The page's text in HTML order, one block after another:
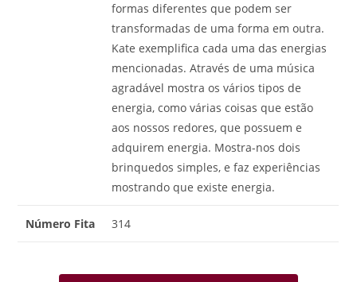
formas diferentes que podem ser
transformadas de uma forma em outra.
Kate exemplifica cada uma das energias
mencionadas. Através de uma música
agradável mostra os vários tipos de
energia, como várias coisas que estão
aos nossos redores, que possuem e
adquirem energia. Mostra-nos dois
brinquedos simples, e faz experiências
mostrando que existe energia.
Número Fita 314